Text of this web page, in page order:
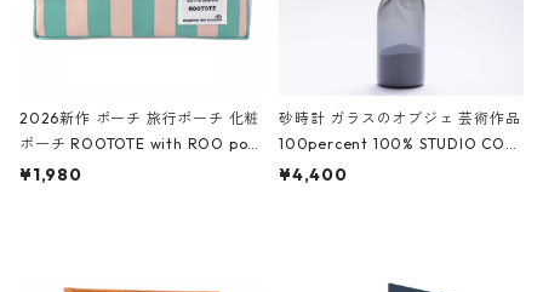
2026新作 ポーチ 旅行ポーチ 化粧
ポーチ ROOTOTE with ROO pou
ch 3532 ルートート WR.ポーチ.ラ
¥1,980
砂時計 ガラスのオブジェ 芸術作品
100percent 100% STUDIO COH
AKU Timeless 100パーセント ス
¥4,400